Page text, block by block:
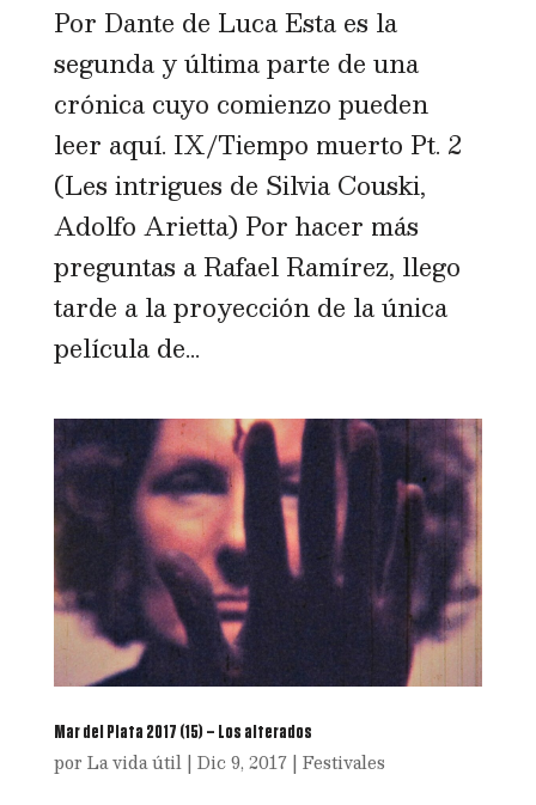
Por Dante de Luca Esta es la
segunda y última parte de una
crónica cuyo comienzo pueden
leer aquí. IX/Tiempo muerto Pt. 2
(Les intrigues de Silvia Couski,
Adolfo Arietta) Por hacer más
preguntas a Rafael Ramírez, llego
tarde a la proyección de la única
película de...
Mar del Plata 2017 (15) – Los alterados
por La vida útil| Dic 9, 2017| Festivales